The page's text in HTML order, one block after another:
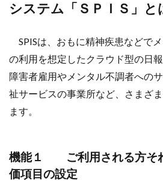
システム「ＳＰＩＳ」と
SPISは、おもに精神疾患などで
の利用を想定したクラウド型の日
障害者雇用やメンタル不調者への
祉サービスの事業所など、さまざ
ます。
機能１ ご利用される方そ
価項目の設定